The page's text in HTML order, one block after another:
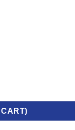
số lượng